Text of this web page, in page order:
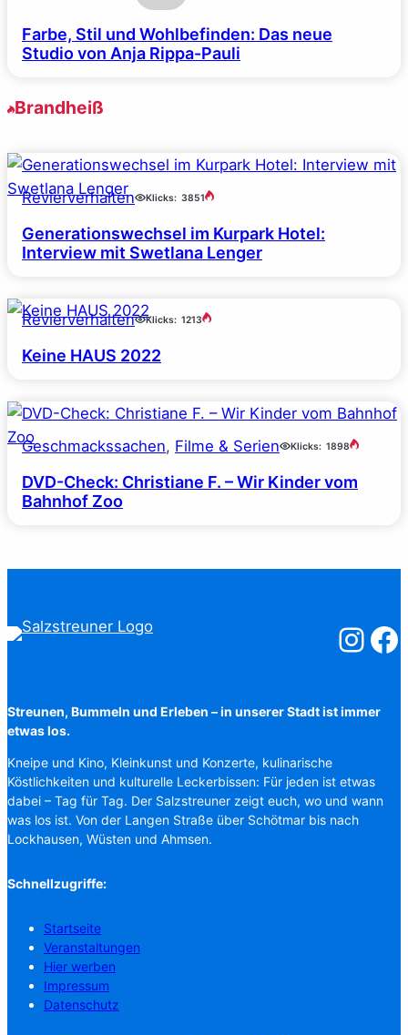
Farbe, Stil und Wohlbefinden: Das neue
Studio von Anja Rippa-Pauli
Brandheiß
Revierverhalten Klicks: 3851
Generationswechsel im Kurpark Hotel:
Interview mit Swetlana Lenger
Revierverhalten Klicks: 1213
Keine HAUS 2022
Geschmackssachen, Filme & Serien Klicks: 1898
DVD-Check: Christiane F. – Wir Kinder vom
Bahnhof Zoo
Streunen, Bummeln und Erleben – in unserer Stadt ist immer
etwas los.
Kneipe und Kino, Kleinkunst und Konzerte, kulinarische
Köstlichkeiten und kulturelle Leckerbissen: Für jeden ist etwas
dabei – Tag für Tag. Der Salzstreuner zeigt euch, wo und wann
was los ist. Von der Langen Straße über Schötmar bis nach
Lockhausen, Wüsten und Ahmsen.
Schnellzugriffe:
Startseite
Veranstaltungen
Hier werben
Impressum
Datenschutz